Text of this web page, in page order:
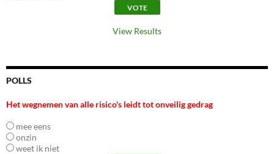
View Results
POLLS
Het wegnemen van alle risico's leidt tot onveilig gedrag
mee eens
onzin
weet ik niet